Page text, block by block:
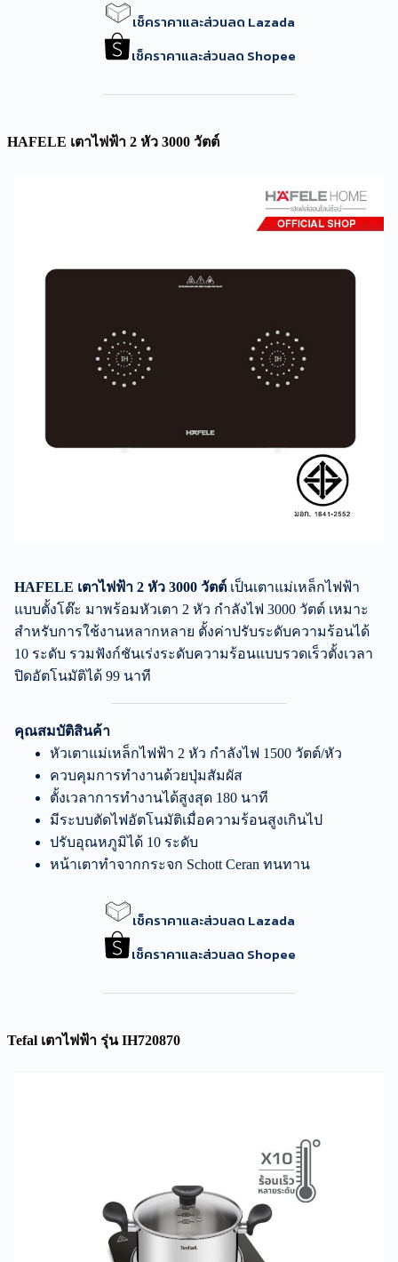
เช็คราคาและส่วนลด Lazada
เช็คราคาและส่วนลด Shopee
HAFELE เตาไฟฟ้า 2 หัว 3000 วัตต์
HAFELE เตาไฟฟ้า 2 หัว 3000 วัตต์ เป็นเตาแม่เหล็กไฟฟ้า
แบบตั้งโต๊ะ มาพร้อมหัวเตา 2 หัว กำลังไฟ 3000 วัตต์ เหมาะ
สำหรับการใช้งานหลากหลาย ตั้งค่าปรับระดับความร้อนได้
10 ระดับ รวมฟังก์ชันเร่งระดับความร้อนแบบรวดเร็วตั้งเวลา
ปิดอัตโนมัติได้ 99 นาที
คุณสมบัติสินค้า
หัวเตาแม่เหล็กไฟฟ้า 2 หัว กำลังไฟ 1500 วัตต์/หัว
ควบคุมการทำงานด้วยปุ่มสัมผัส
ตั้งเวลาการทำงานได้สูงสุด 180 นาที
มีระบบตัดไฟอัตโนมัติเมื่อความร้อนสูงเกินไป
ปรับอุณหภูมิได้ 10 ระดับ
หน้าเตาทำจากกระจก Schott Ceran ทนทาน
เช็คราคาและส่วนลด Lazada
เช็คราคาและส่วนลด Shopee
Tefal เตาไฟฟ้า รุ่น IH720870